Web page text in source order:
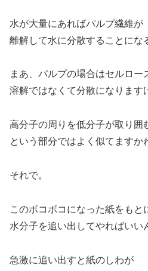
水が大量にあればパルプ繊維が
離解して水に分散することにな
まあ、パルプの場合はセルロー
溶解ではなくて分散になります
高分子の周りを低分子が取り囲
という部分ではよく似てますか
それで。
このボコボコになった紙をもと
水分子を追い出してやればいい
急激に追い出すと紙のしわが